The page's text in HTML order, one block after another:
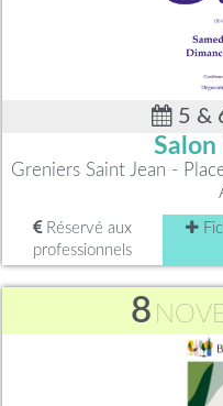
5 &
Salon
Greniers Saint Jean -
Réservé aux
professionnels
8